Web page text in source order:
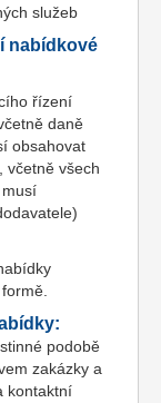
služeb
nabídkové
řízení
daně
obsahovat
včetně všech
podobě
zakázky a
kontaktní